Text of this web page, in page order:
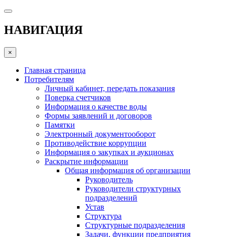
НАВИГАЦИЯ
×
Главная страница
Потребителям
Личный кабинет, передать показания
Поверка счетчиков
Информация о качестве воды
Формы заявлений и договоров
Памятки
Электронный документооборот
Противодействие коррупции
Информация о закупках и аукционах
Раскрытие информации
Общая информация об организации
Руководитель
Руководители структурных
подразделений
Устав
Структура
Структурные подразделения
Задачи, функции предприятия